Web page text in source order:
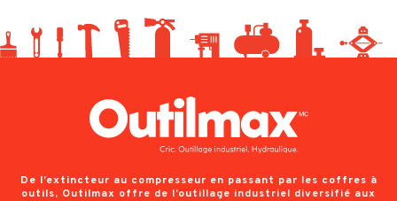
De l’extincteur au compresseur en passant par les coffres à
outils, Outilmax offre de l’outillage industriel diversifié aux